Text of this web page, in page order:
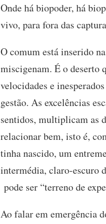
Onde há biopoder, há
vivo, para fora das
O comum está inserido
miscigenam. É o deserto
velocidades e
gestão. As excelências
sentidos, multiplicam as
relacionar bem, isto é,
tinha nascido, um
intermédia, claro-escuro
pode ser “terreno de
Ao falar em emergência